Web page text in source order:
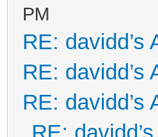
PM
RE: davidd’s
RE: davidd’s
RE: davidd’s